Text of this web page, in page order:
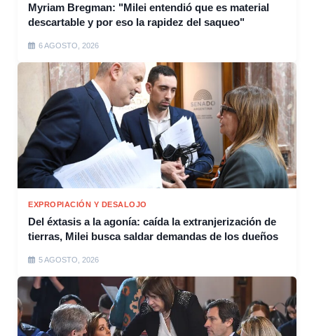
Myriam Bregman: "Milei entendió que es material
descartable y por eso la rapidez del saqueo"
6 AGOSTO, 2026
EXPROPIACIÓN Y DESALOJO
Del éxtasis a la agonía: caída la extranjerización de
tierras, Milei busca saldar demandas de los dueños
5 AGOSTO, 2026